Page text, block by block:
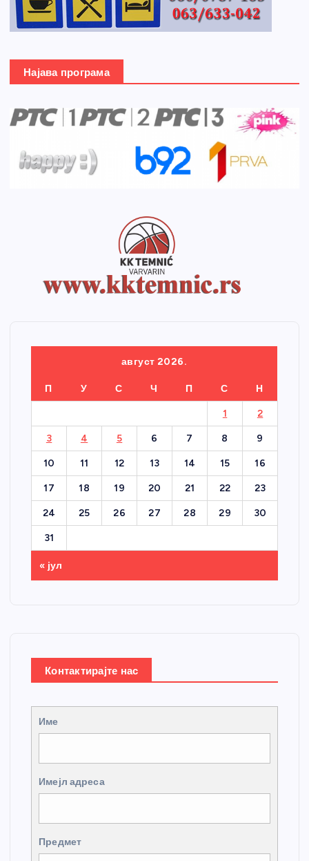
Најава програма
август 2026.
П У С Ч П С Н
1 2
3 4 5 6 7 8 9
10 11 12 13 14 15 16
17 18 19 20 21 22 23
24 25 26 27 28 29 30
31
« јул
Контактирајте нас
Име
Имејл адреса
Предмет